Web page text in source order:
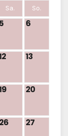
Sa. So.
5 6
13
20
26 27